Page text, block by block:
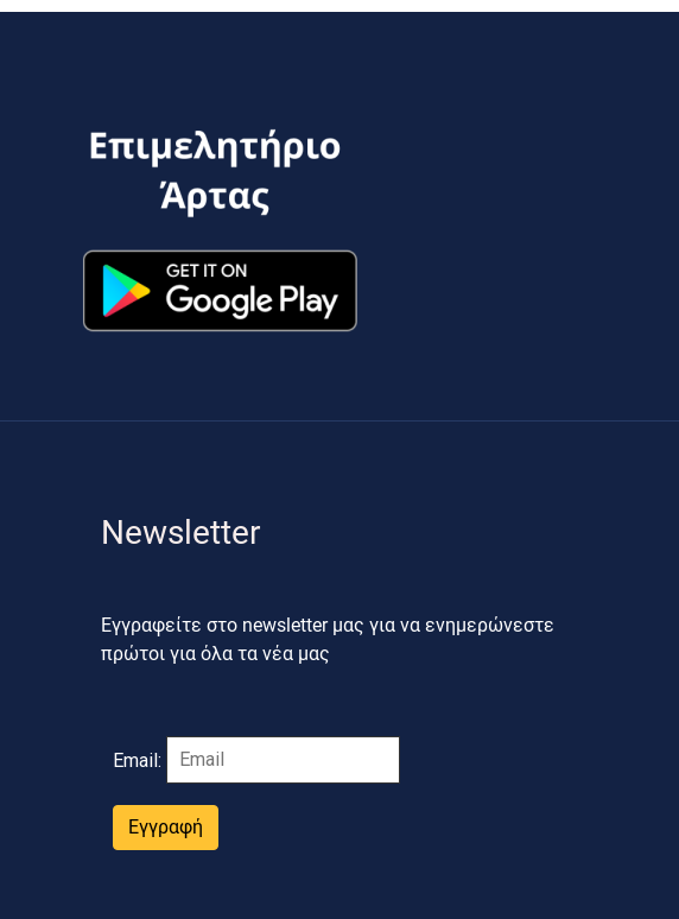
Newsletter
Εγγραφείτε στο newsletter μας για να ενημερώνεστε
πρώτοι για όλα τα νέα μας
Email:
Εγγραφή